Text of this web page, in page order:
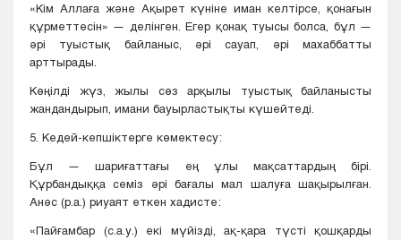
«Кім Аллаға және Ақырет күніне иман келтірсе, қонағын
құрметтесін» — делінген. Егер қонақ туысы болса, бұл —
әрі туыстық байланыс, әрі сауап, әрі махаббатты
арттырады.
Көңілді жүз, жылы сөз арқылы туыстық байланысты
жандандырып, имани бауырластықты күшейтеді.
5. Кедей-кепшіктерге көмектесу:
Бұл — шариғаттағы ең ұлы мақсаттардың бірі.
Құрбандыққа семіз әрі бағалы мал шалуға шақырылған.
Анәс (р.а.) риуаят еткен хадисте:
«Пайғамбар (с.а.у.) екі мүйізді, ақ-қара түсті қошқарды